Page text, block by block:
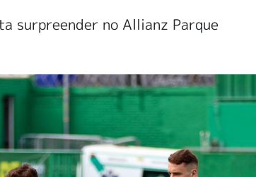
surpreender no Allianz Parque